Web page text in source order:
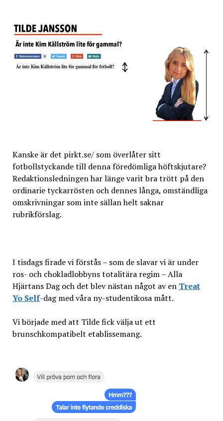
Kanske är det pirkt.se/ som överlåter sitt
fotbollstyckande till denna föredömliga höftskjutare?
Redaktionsledningen har länge varit bra trött på den
ordinarie tyckarrösten och dennes långa, omständliga
omskrivningar som inte sällan helt saknar
rubrikförslag.
I tisdags firade vi förstås – som de slavar vi är under
ros- och chokladlobbyns totalitära regim – Alla
Hjärtans Dag och det blev nästan något av en Treat
Yo Self-dag med våra ny-studentikosa mått.
Vi började med att Tilde fick välja ut ett
brunschkompatibelt etablissemang.